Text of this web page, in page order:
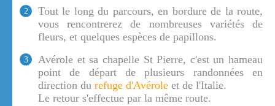
2
Tout le long du parcours, en bordure de la route,
vous rencontrerez de nombreuses variétés de
fleurs, et quelques espèces de papillons.
3
Avérole et sa chapelle St Pierre, c'est un hameau
point de départ de plusieurs randonnées en
direction du refuge d'Avérole et de l'Italie.
Le retour s'effectue par la même route.